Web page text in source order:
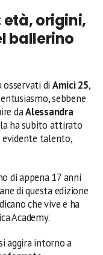
età, origini,
ballerino
osservati di Amici 25,
sebbene
daAlessandra
ha subito attirato
evidente talento,
di appena 17 anni
di questa edizione
che vive e ha
Academy.
aggira intorno a